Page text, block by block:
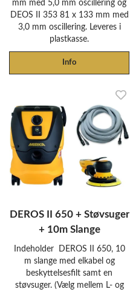
mm med 5,0 mm oscillering og
DEOS II 353 81 x 133 mm med
3,0 mm oscillering. Leveres i
plastkasse.
Info
DEROS II 650 + Støvsuger
+ 10m Slange
Indeholder DEROS II 650, 10
m slange med elkabel og
beskyttelsesfilt samt en
støvsuger. (Vælg mellem L- og